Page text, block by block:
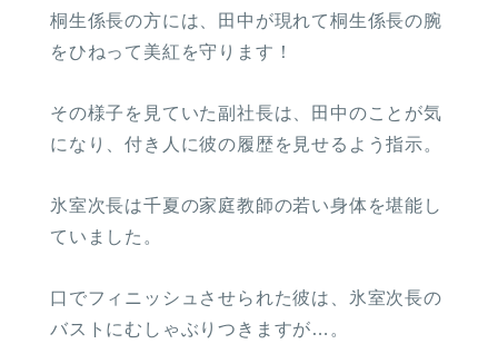
桐生係長の方には、田中が現れて桐生係長の腕
をひねって美紅を守ります！
その様子を見ていた副社長は、田中のことが気
になり、付き人に彼の履歴を見せるよう指示。
氷室次長は千夏の家庭教師の若い身体を堪能し
ていました。
口でフィニッシュさせられた彼は、氷室次長の
バストにむしゃぶりつきますが…。